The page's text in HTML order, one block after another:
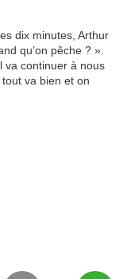
dix minutes, Arthur
qu’on pêche ? ».
va continuer à nous
va bien et on
!